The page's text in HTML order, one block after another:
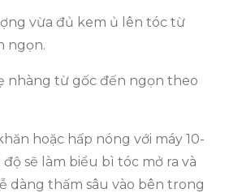
vừa đủ kem ủ lên tóc từ
ngọn.
nhàng từ gốc đến ngọn theo
hoặc hấp nóng với máy 10-
sẽ làm biểu bì tóc mở ra và
dàng thấm sâu vào bên trong